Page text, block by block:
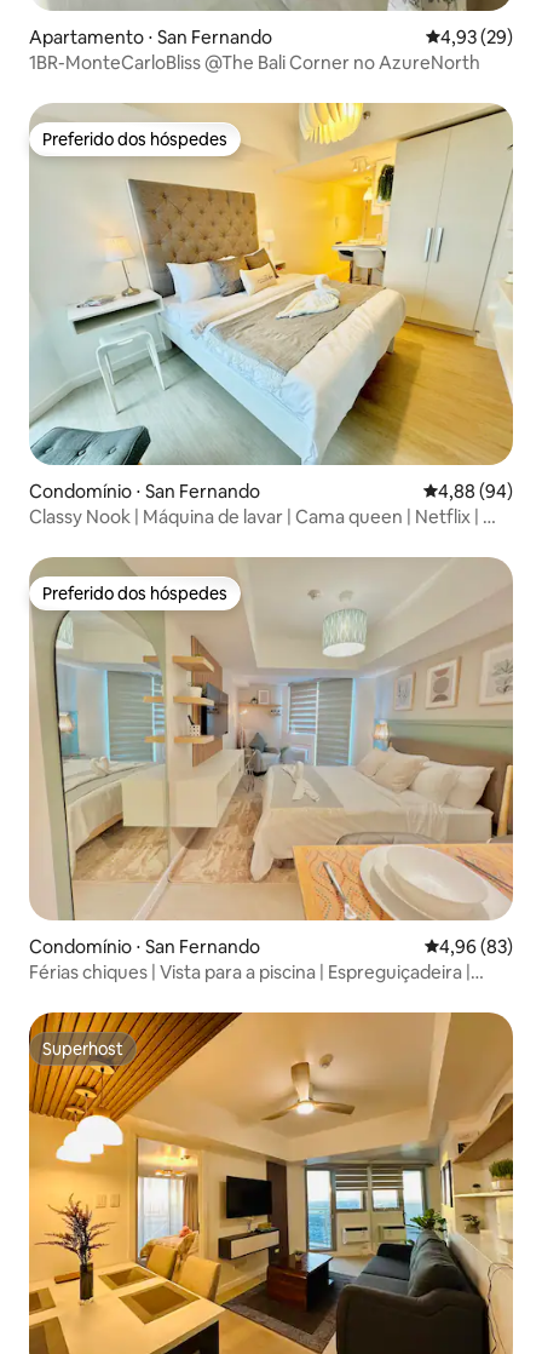
Apartamento ⋅ San Fernando 4,93 de uma
4,93 (29)
1BR-MonteCarloBliss @The Bali Corner no AzureNorth
Preferido dos hóspedes
Preferido dos hóspedes
Condomínio ⋅ San Fernando 4,88 de uma
4,88 (94)
Classy Nook | Máquina de lavar | Cama queen | Netflix | Wi-
Preferido dos hóspedes
Preferido dos hóspedes
Condomínio ⋅ San Fernando 4,96 de uma
4,96 (83)
Férias chiques | Vista para a piscina | Espreguiçadeira |
Superhost
Superhost